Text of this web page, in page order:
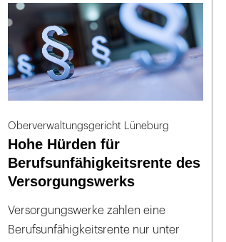
Oberverwaltungsgericht Lüneburg
Hohe Hürden für
Berufsunfähigkeitsrente des
Versorgungswerks
Versorgungswerke zahlen eine
Berufsunfähigkeitsrente nur unter